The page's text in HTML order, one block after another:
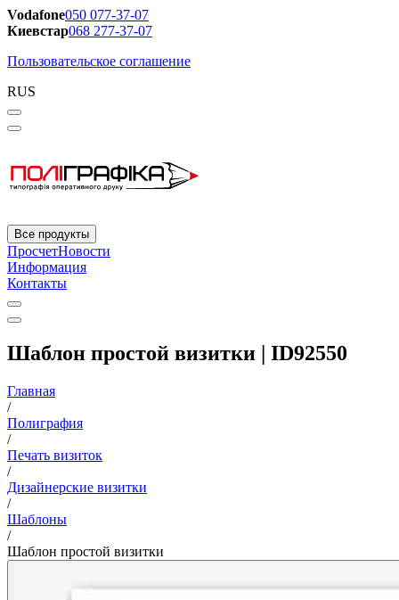
Vodafone050 077-37-07
Киевстар068 277-37-07
Пользовательское соглашение
RUS
Все продукты
ПросчетНовости
Информация
Контакты
Шаблон простой визитки | ID92550
Главная
/
Полиграфия
/
Печать визиток
/
Дизайнерские визитки
/
Шаблоны
/
Шаблон простой визитки